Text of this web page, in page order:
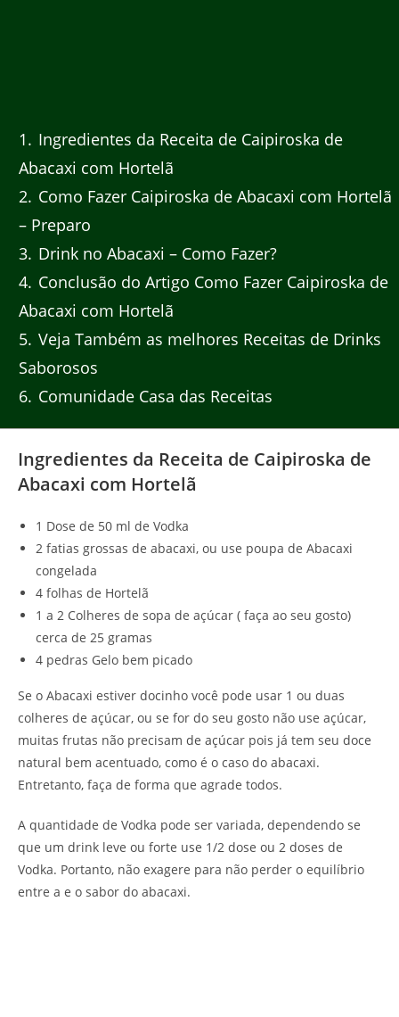
1
Ingredientes da Receita de Caipiroska de
Abacaxi com Hortelã
2 Como Fazer Caipiroska de Abacaxi com Hortelã
– Preparo
3 Drink no Abacaxi – Como Fazer?
4 Conclusão do Artigo Como Fazer Caipiroska de
Abacaxi com Hortelã
5 Veja Também as melhores Receitas de Drinks
Saborosos
6 Comunidade Casa das Receitas
Ingredientes da Receita de Caipiroska de
Abacaxi com Hortelã
1 Dose de 50 ml de Vodka
2 fatias grossas de abacaxi, ou use poupa de Abacaxi
congelada
4 folhas de Hortelã
1 a 2 Colheres de sopa de açúcar ( faça ao seu gosto)
cerca de 25 gramas
4 pedras Gelo bem picado
Se o Abacaxi estiver docinho você pode usar 1 ou duas
colheres de açúcar, ou se for do seu gosto não use açúcar,
muitas frutas não precisam de açúcar pois já tem seu doce
natural bem acentuado, como é o caso do abacaxi.
Entretanto, faça de forma que agrade todos.
A quantidade de Vodka pode ser variada, dependendo se
que um drink leve ou forte use 1/2 dose ou 2 doses de
Vodka. Portanto, não exagere para não perder o equilíbrio
entre a e o sabor do abacaxi.